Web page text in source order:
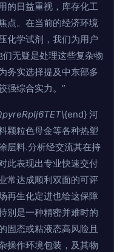
的日益重视，库存化工
点。在当前的经济环境
化学试剂，我们为用户
无疑是处理这些复杂物
务实选择提及中东部多
强综合实力。”
{end} 河
颗粒色母金等各种热塑
层料.分析经交流其在持
此表现出专业快速交付
常达成顺利双面的可评
再生化定进也给这保障
别是一种精密并难时的
固态或粘液态高风险且
操作环境包装，及其物